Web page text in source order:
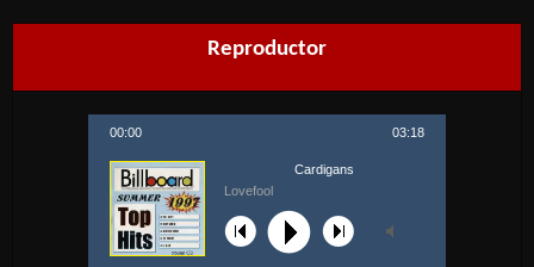
Reproductor
00:00 03:18
Lovefool
Cardigans